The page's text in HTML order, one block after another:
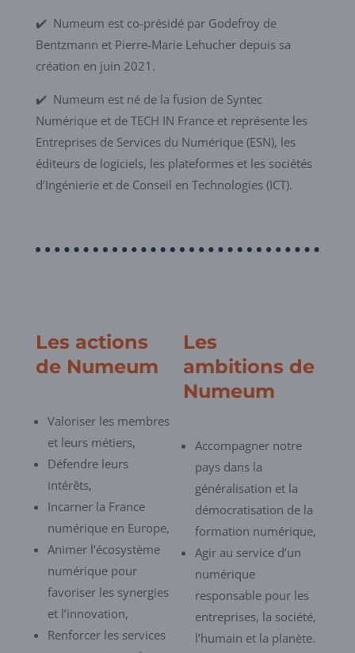
✔️ Numeum est co-présidé par Godefroy de
Bentzmann et Pierre-Marie Lehucher depuis sa
création en juin 2021.
✔️ Numeum est né de la fusion de Syntec
Numérique et de TECH IN France et représente les
Entreprises de Services du Numérique (ESN), les
éditeurs de logiciels, les plateformes et les sociétés
d’Ingénierie et de Conseil en Technologies (ICT).
Les actions
de Numeum
Valoriser les membres
et leurs métiers,
Défendre leurs
intérêts,
Incarner la France
numérique en Europe,
Animer l’écosystème
numérique pour
favoriser les synergies
et l’innovation,
Renforcer les services
Les
ambitions de
Numeum
Accompagner notre
pays dans la
généralisation et la
démocratisation de la
formation numérique,
Agir au service d’un
numérique
responsable pour les
entreprises, la société,
l’humain et la planète.